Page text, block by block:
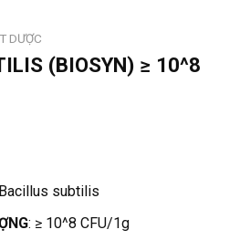
DƯỢC
(BIOSYN) ≥ 10^8
subtilis
: ≥ 10^8 CFU/1g